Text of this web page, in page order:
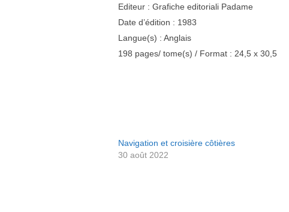
Editeur : Grafiche editoriali Padame
Date d’édition : 1983
Langue(s) : Anglais
198 pages/ tome(s) / Format : 24,5 x 30,5
Navigation et croisière côtières
30 août 2022